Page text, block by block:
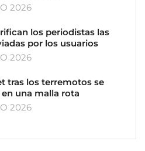
2026
los periodistas las
por los usuarios
2026
tras los terremotos se
una malla rota
2026